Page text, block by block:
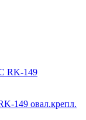
149 овал.крепл.